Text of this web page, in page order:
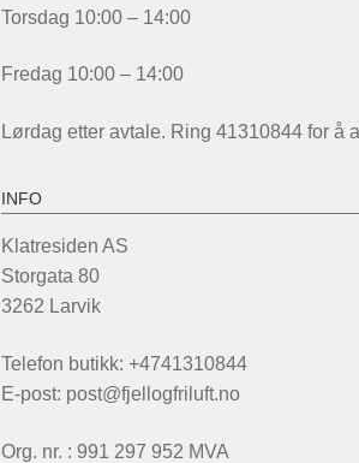
Torsdag 10:00 – 14:00
Fredag 10:00 – 14:00
Lørdag etter avtale. Ring 41310844 for å
INFO
Klatresiden AS
Storgata 80
3262 Larvik
Telefon butikk: +4741310844
E-post: post@fjellogfriluft.no
Org. nr. : 991 297 952 MVA